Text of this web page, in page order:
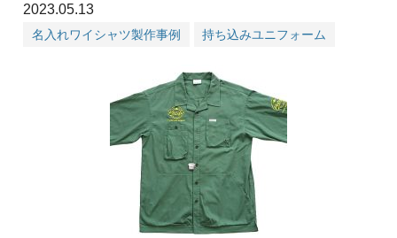
2023.05.13
名入れワイシャツ製作事例 持ち込みユニフォーム